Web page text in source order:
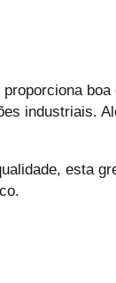
industriais.
esta